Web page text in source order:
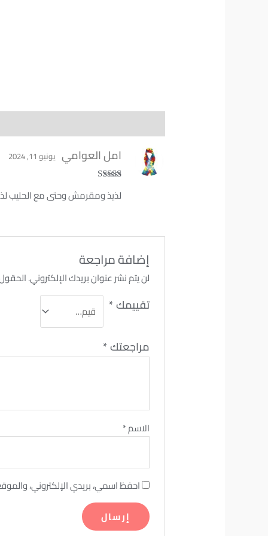
من 5
امل العوامي يونيو 11, 2024
لذيذ ومقرمش وحتى مع الحليب
إضافة مراجعة
لن يتم نشر عنوان بريدك الإلكتروني.
تقييمك*
مراجعتك*
الاسم*
احفظ اسمي، بريدي الإلكتروني،